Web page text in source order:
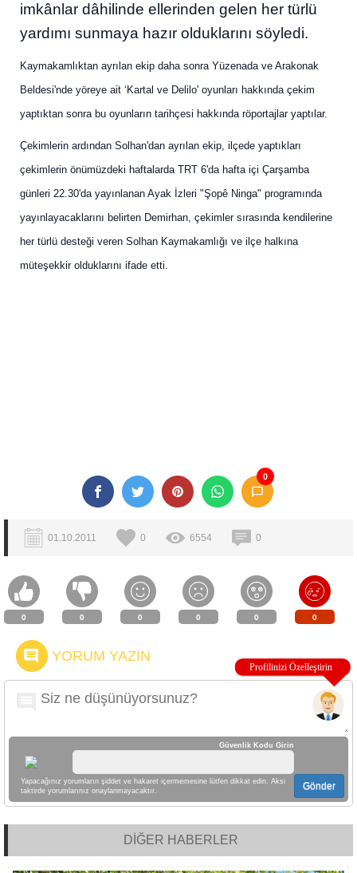
imkânlar dâhilinde ellerinden gelen her türlü
yardımı sunmaya hazır olduklarını söyledi.
Kaymakamlıktan ayrılan ekip daha sonra Yüzenada ve Arakonak
Beldesi'nde yöreye ait ‘Kartal ve Delilo' oyunları hakkında çekim
yaptıktan sonra bu oyunların tarihçesi hakkında röportajlar yaptılar.
Çekimlerin ardından Solhan'dan ayrılan ekip, ilçede yaptıkları
çekimlerin önümüzdeki haftalarda TRT 6'da hafta içi Çarşamba
günleri 22.30'da yayınlanan Ayak İzleri "Şopê Ninga" programında
yayınlayacaklarını belirten Demirhan, çekimler sırasında kendilerine
her türlü desteği veren Solhan Kaymakamlığı ve ilçe halkına
müteşekkir olduklarını ifade etti.
0
01.10.2011 0 6554 0
0 0 0 0 0 0
YORUM YAZIN
Güvenlik Kodu Girin
Yapacağınız yorumların şiddet ve hakaret içermemesine lütfen dikkat edin. Aksi
taktirde yorumlarınız onaylanmayacaktır.
Gönder
DİĞER HABERLER